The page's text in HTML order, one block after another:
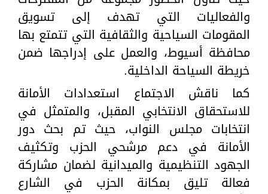
والفعاليات التي تهدف إلى تسويق
المقومات السياحية والثقافية التي تتمتع بها
محافظة أسيوط، والعمل على إدراجها ضمن
خريطة السياحة الداخلية.
كما ناقش الاجتماع استعدادات الأمانة
للاستحقاق الانتخابي المقبل، والمتمثل في
انتخابات مجلس النواب، حيث تم بحث دور
الأمانة في دعم مرشحي الحزب وتكثيف
الجهود التنظيمية والميدانية لضمان مشاركة
فعالة تليق بمكانة الحزب في الشارع